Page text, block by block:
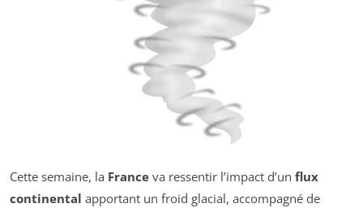
Cette semaine, la France va ressentir l’impact d’un flux
continental apportant un froid glacial, accompagné de